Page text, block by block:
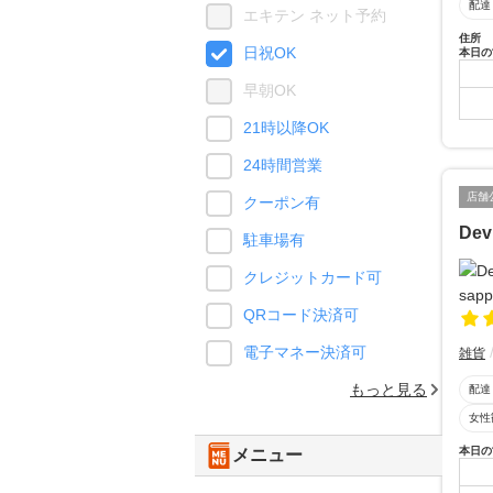
配達
住所
本日
店舗
雑貨
配達
女性
本日
エキテン ネット予約
日祝OK
早朝OK
21時以降OK
24時間営業
クーポン有
駐車場有
クレジットカード可
QRコード決済可
電子マネー決済可
もっと見る
メニュー